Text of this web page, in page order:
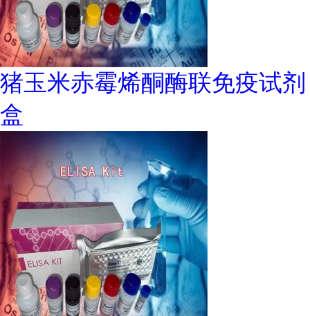
猪玉米赤霉烯酮酶联免疫试剂
盒